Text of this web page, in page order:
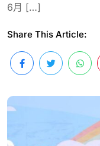
6月 […]
Share This Article: